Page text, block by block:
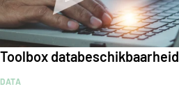
DATA
Toolbox databeschikbaarheid